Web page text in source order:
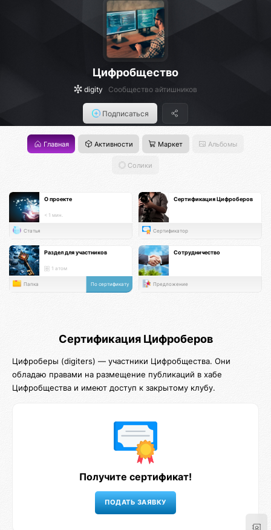
Цифробщество
digity Сообщество айтишников
Подписаться
Главная Активности Маркет Альбомы
Солики
О проекте
< 1 мин.
Статья
Сертификация Цифроберов
Сертификатор
Раздел для участников
1 атом
Папка По сертификату
Сотрудничество
Предложение
Сертификация Цифроберов
Цифроберы (digiters) — участники Цифробщества. Они
обладаю правами на размещение публикаций в хабе
Цифробщества и имеют доступ к закрытому клубу.
Получите сертификат!